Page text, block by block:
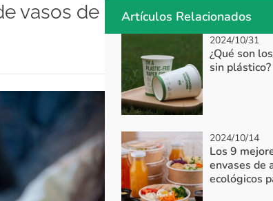
vasos de
Artículos Relacionados
2024/10/31
¿Qué son
sin plástico?
2024/10/14
Los 9
envases de
ecológicos